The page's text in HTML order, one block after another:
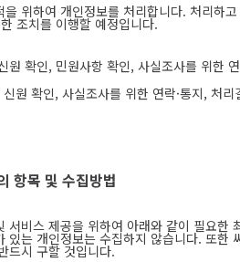
위하여 개인정보를 처리합니다. 처리하
조치를 이행할 예정입니다.
확인, 민원사항 확인, 사실조사를 위한
원 확인, 사실조사를 위한 연락·통지, 처
항목 및 수집방법
서비스 제공을 위하여 아래와 같이 필요
있는 개인정보는 수집하지 않습니다. 또
드시 구할 것입니다.